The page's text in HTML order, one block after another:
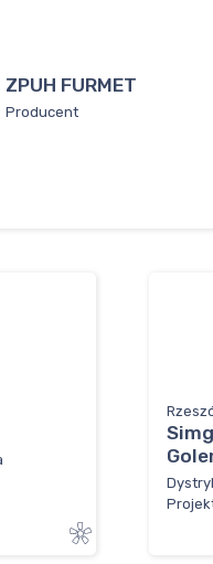
ZPUH FURMET
Producent